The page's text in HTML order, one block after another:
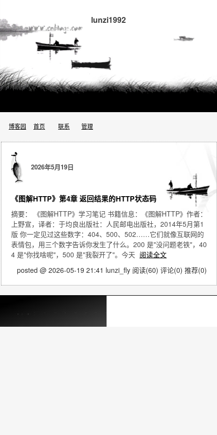
lunzi1992
博客园 首页 联系 管理
2026年5月19日
《图解HTTP》第4章 返回结果的HTTP状态码
摘要： 《图解HTTP》学习笔记 书籍信息：《图解HTTP》作者：
上野宣，译者：于均良出版社：人民邮电出版社，2014年5月第1
版 你一定见过这些数字：404、500、502……它们就像互联网的
表情包，用三个数字告诉你发生了什么。200 是"没问题老铁"，40
4 是"你找啥呢"，500 是"我裂开了"。今天 阅读全文
posted @ 2026-05-19 21:41 lunzi_fly 阅读(60) 评论(0) 推荐(0)